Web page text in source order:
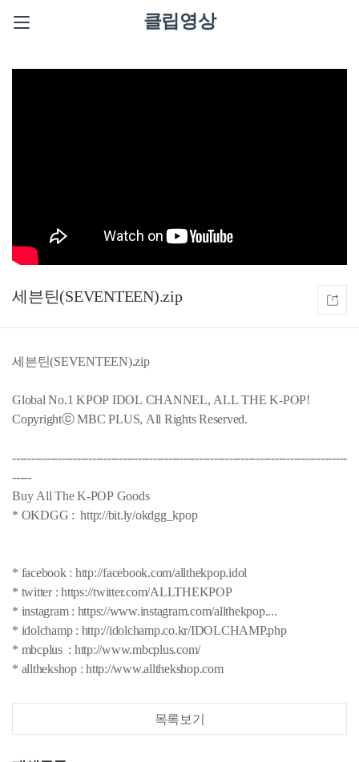
클립영상
세븐틴(SEVENTEEN).zip
세븐틴(SEVENTEEN).zip
Global No.1 KPOP IDOL CHANNEL, ALL THE K-POP!
Copyrightⓒ MBC PLUS, All Rights Reserved.
----------------------------------------------------------------------------------------
-----
Buy All The K-POP Goods
* OKDGG : http://bit.ly/okdgg_kpop
* facebook : http://facebook.com/allthekpop.idol
* twitter : https://twitter.com/ALLTHEKPOP
* instagram : https://www.instagram.com/allthekpop....
* idolchamp : http://idolchamp.co.kr/IDOLCHAMP.php
* mbcplus : http://www.mbcplus.com/
* allthekshop : http://www.allthekshop.com
목록보기